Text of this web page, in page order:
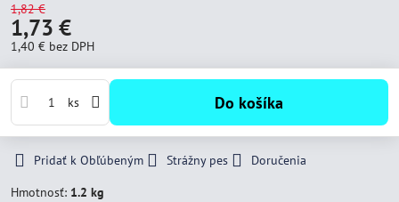
1,82 €
1,73 €
1,40 € bez DPH
ks Do košíka
Pridať k Obľúbeným Strážny pes
Doručenia
Hmotnosť: 1.2 kg